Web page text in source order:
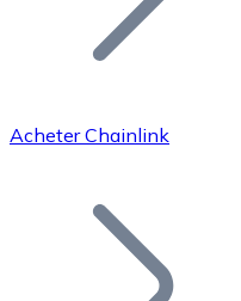
Bitcoin
Acheter Chainlink